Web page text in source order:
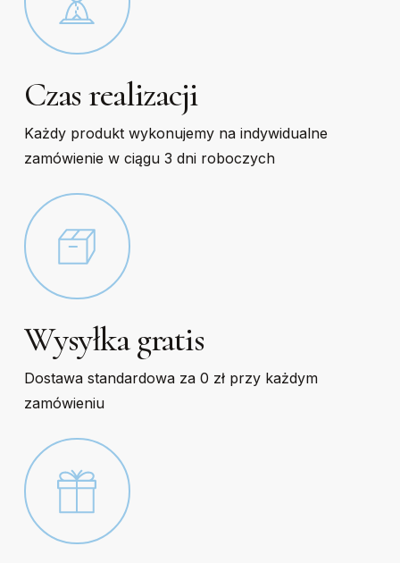
Czas realizacji
Każdy produkt wykonujemy na indywidualne
zamówienie w ciągu 3 dni roboczych
Wysyłka gratis
Dostawa standardowa za 0 zł przy każdym
zamówieniu